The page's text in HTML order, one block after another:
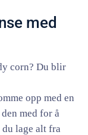
med
corn? Du blir
opp med en
med for å
du lage alt fra